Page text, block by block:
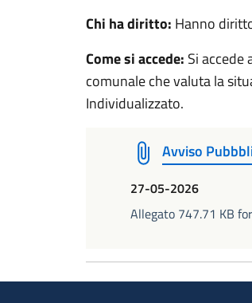
Chi ha diritto: Hanno
Come si accede: Si
comunale che valuta la
Individualizzato.
Avviso
27-05-2026
Allegato 747.71 KB